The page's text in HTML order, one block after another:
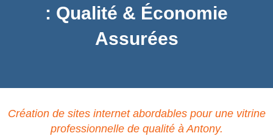
: Qualité & Économie
Assurées
Création de sites internet abordables pour une vitrine
professionnelle de qualité à Antony.